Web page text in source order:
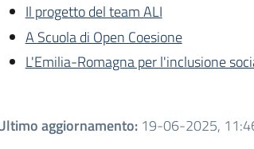
Il progetto del team ALI
A Scuola di Open Coesione
L'Emilia-Romagna per l'inclusione
aggiornamento: 19-06-2025,